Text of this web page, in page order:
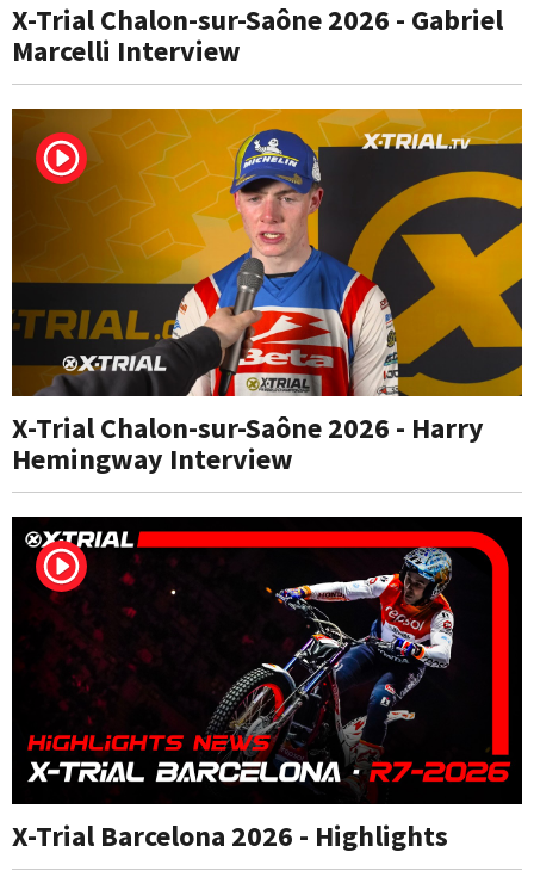
X-Trial Chalon-sur-Saône 2026 - Gabriel
Marcelli Interview
X-Trial Chalon-sur-Saône 2026 - Harry
Hemingway Interview
X-Trial Barcelona 2026 - Highlights